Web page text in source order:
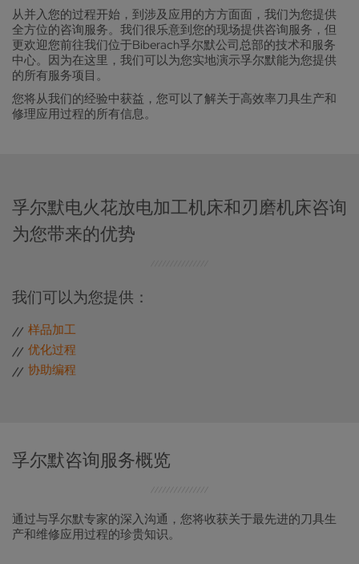
从并入您的过程开始，到涉及应用的方方面面，我们为您提供
全方位的咨询服务。我们很乐意到您的现场提供咨询服务，但
更欢迎您前往我们位于Biberach孚尔默公司总部的技术和服务
中心。因为在这里，我们可以为您实地演示孚尔默能为您提供
的所有服务项目。
您将从我们的经验中获益，您可以了解关于高效率刀具生产和
修理应用过程的所有信息。
孚尔默电火花放电加工机床和刃磨机床咨询
为您带来的优势
我们可以为您提供：
样品加工
优化过程
协助编程
孚尔默咨询服务概览
通过与孚尔默专家的深入沟通，您将收获关于最先进的刀具生
产和维修应用过程的珍贵知识。